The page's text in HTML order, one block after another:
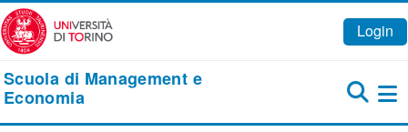
Vai al contenuto principale
Login
Scuola di Management e
Economia